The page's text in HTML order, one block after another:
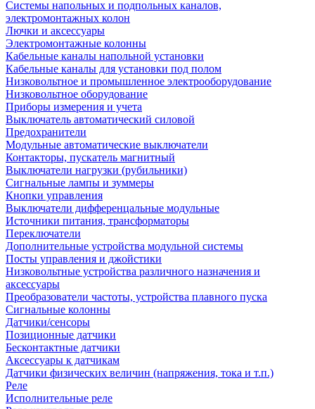
Системы напольных и подпольных каналов,
электромонтажных колон
Лючки и аксессуары
Электромонтажные колонны
Кабельные каналы напольной установки
Кабельные каналы для установки под полом
Низковольтное и промышленное электрооборудование
Низковольтное оборудование
Приборы измерения и учета
Выключатель автоматический силовой
Предохранители
Модульные автоматические выключатели
Контакторы, пускатель магнитный
Выключатели нагрузки (рубильники)
Сигнальные лампы и зуммеры
Кнопки управления
Выключатели дифференцальные модульные
Источники питания, трансформаторы
Переключатели
Дополнительные устройства модульной системы
Посты управления и джойстики
Низковольтные устройства различного назначения и
аксессуары
Преобразователи частоты, устройства плавного пуска
Сигнальные колонны
Датчики/сенсоры
Позиционные датчики
Бесконтактные датчики
Аксессуары к датчикам
Датчики физических величин (напряжения, тока и т.п.)
Реле
Исполнительные реле